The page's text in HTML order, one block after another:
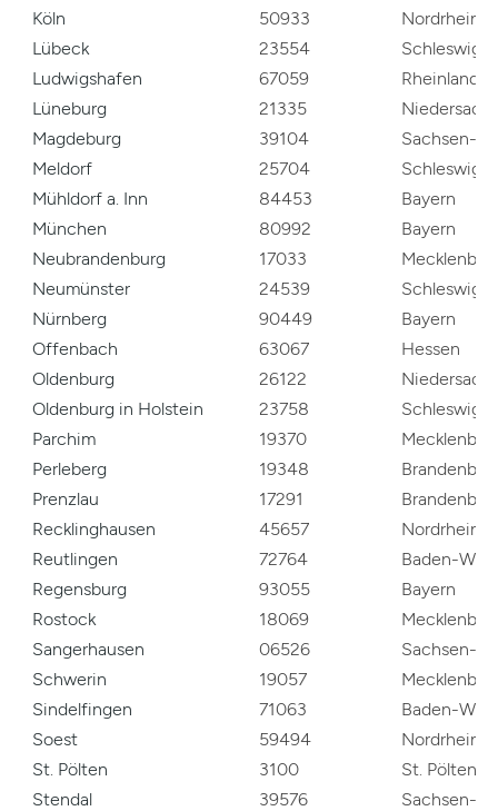
Köln
50933
Nordrhein-
Lübeck
23554
Schleswig-
Ludwigshafen
67059
Rheinland-
Lüneburg
21335
Magdeburg
39104
Sachsen-
Meldorf
25704
Schleswig-
Mühldorf a. Inn
84453
Bayern
München
80992
Bayern
Neubrandenburg
17033
Neumünster
24539
Schleswig-
Nürnberg
90449
Bayern
Offenbach
63067
Hessen
Oldenburg
26122
Oldenburg in Holstein
23758
Schleswig-
Parchim
19370
Perleberg
19348
Prenzlau
17291
Recklinghausen
45657
Nordrhein-
Reutlingen
72764
Baden-
Regensburg
93055
Bayern
Rostock
18069
Sangerhausen
06526
Sachsen-
Schwerin
19057
Sindelfingen
71063
Baden-
Soest
59494
Nordrhein-
St. Pölten
3100
St. Pölten
Stendal
39576
Sachsen-